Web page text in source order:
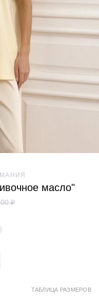
масло"
₽
ТАБЛИЦА РАЗМЕРОВ